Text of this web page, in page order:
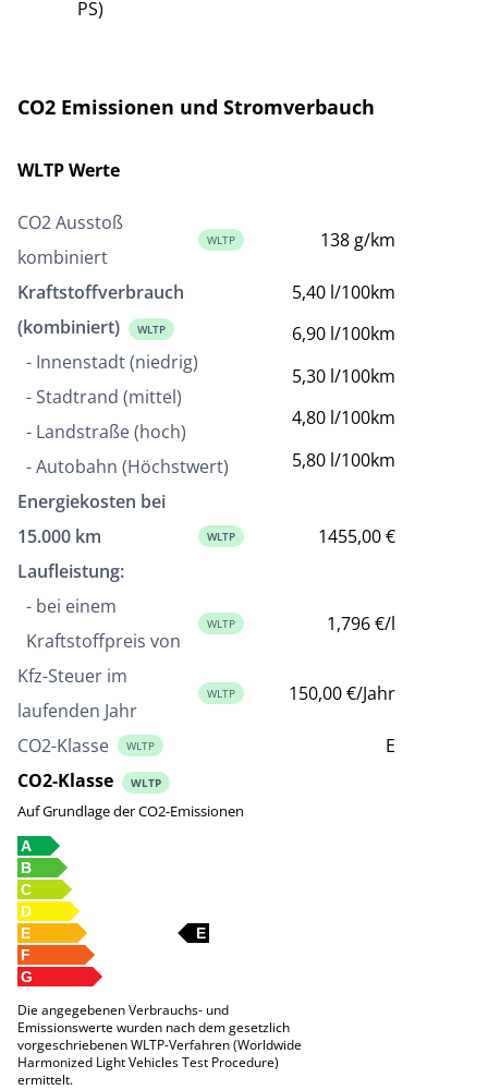
PS)
CO2 Emissionen und Stromverbauch
WLTP Werte
CO2 Ausstoß
kombiniert
WLTP 138 g/km
Kraftstoffverbrauch
(kombiniert)
WLTP
- Innenstadt (niedrig)
- Stadtrand (mittel)
- Landstraße (hoch)
- Autobahn (Höchstwert)
5,40 l/100km
6,90 l/100km
5,30 l/100km
4,80 l/100km
5,80 l/100km
Energiekosten bei
15.000 km
Laufleistung:
WLTP 1455,00 €
- bei einem
Kraftstoffpreis von
WLTP 1,796 €/l
Kfz-Steuer im
laufenden Jahr
WLTP 150,00 €/Jahr
CO2-Klasse WLTP
E
CO2-Klasse
WLTP
Auf Grundlage der CO2-Emissionen
A
B
C
D
E
F
G
E
Die angegebenen Verbrauchs- und
Emissionswerte wurden nach dem gesetzlich
vorgeschriebenen WLTP-Verfahren (Worldwide
Harmonized Light Vehicles Test Procedure)
ermittelt.